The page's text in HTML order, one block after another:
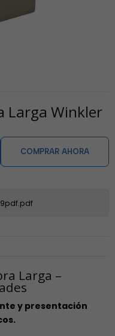
Larga Winkler
COMPRAR AHORA
Larga –
y presentación